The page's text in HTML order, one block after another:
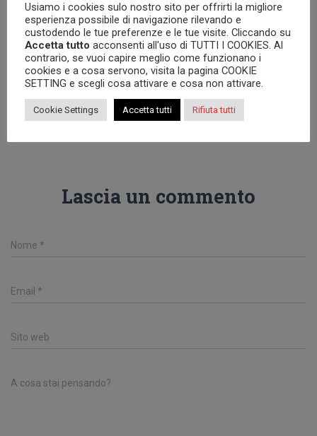
b
o
ok
er l
es
t
s
A
p
p
di
vi
di
Categorie: APPROFONDIMENTI ARTICOLI
Tag: Corano Damasceno
Giovanni Damasceno
Letteratura cristiana antica
Testi patristici
Lascia un commento
Nome *
Email *
Sito web
A cosa stai pensando?
Usiamo i cookies sulo nostro sito per offrirti la migliore
esperienza possibile di navigazione rilevando e
custodendo le tue preferenze e le tue visite. Cliccando su
Accetta tutto acconsenti all'uso di TUTTI I COOKIES. Al
contrario, se vuoi capire meglio come funzionano i
cookies e a cosa servono, visita la pagina COOKIE
SETTING e scegli cosa attivare e cosa non attivare.
Cookie Settings Accetta tutti Rifiuta tutti